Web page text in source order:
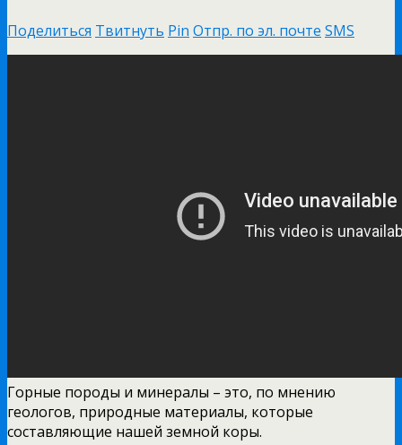
Поделиться Твитнуть Pin Отпр. по эл. почте SMS
Горные породы и минералы – это, по мнению
геологов, природные материалы, которые
составляющие нашей земной коры.